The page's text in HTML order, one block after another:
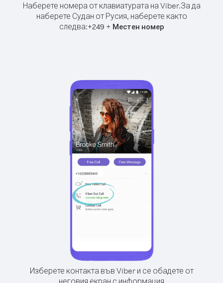
Наберете номера от клавиатурата на Viber.За да
наберете Судан от Русия, наберете както
следва:+249 + Местен номер
Изберете контакта във Viber и се обадете от
неговия екран с информация